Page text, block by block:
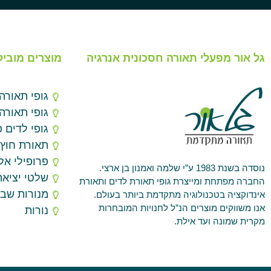
גל אור מפעלי תאורה חסכונית אנרגיה
נוסדה בשנת 1983 ע”י שלמה ואמנון בן ארצי.
החברה מפתחת ומייצרת גופי תאורת לדים ותאורת
אינדוקציה בטכנולוגיה מתקדמת ביותר בעולם.
אנו משווקים מוצרים הנ”ל לחנויות המובחרות
מקרית שמונה ועד אילת.
מוצרים
גופי
גופי
גופי לדים
תאורת חוץ
פרופילי
שלטי
מנורות
נורות